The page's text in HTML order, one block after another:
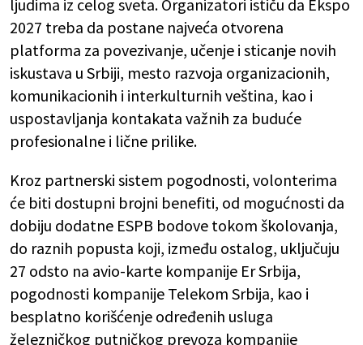
ljudima iz celog sveta. Organizatori ističu da Ekspo
2027 treba da postane najveća otvorena
platforma za povezivanje, učenje i sticanje novih
iskustava u Srbiji, mesto razvoja organizacionih,
komunikacionih i interkulturnih veština, kao i
uspostavljanja kontakata važnih za buduće
profesionalne i lične prilike.
Kroz partnerski sistem pogodnosti, volonterima
će biti dostupni brojni benefiti, od mogućnosti da
dobiju dodatne ESPB bodove tokom školovanja,
do raznih popusta koji, između ostalog, uključuju
27 odsto na avio-karte kompanije Er Srbija,
pogodnosti kompanije Telekom Srbija, kao i
besplatno korišćenje određenih usluga
železničkog putničkog prevoza kompanije